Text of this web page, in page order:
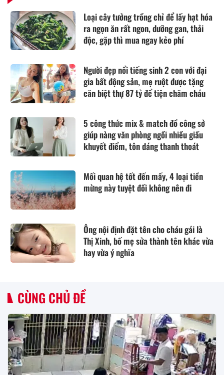
Loại cây tưởng trồng chỉ để lấy hạt hóa
ra ngọn ăn rất ngon, dưỡng gan, thải
độc, gặp thì mua ngay kẻo phí
Người đẹp nổi tiếng sinh 2 con với đại
gia bất động sản, mẹ ruột được tặng
căn biệt thự 87 tỷ để tiện chăm cháu
5 công thức mix & match đồ công sở
giúp nàng văn phòng ngồi nhiều giấu
khuyết điểm, tôn dáng thanh thoát
Mối quan hệ tốt đến mấy, 4 loại tiền
mừng này tuyệt đối không nên đi
Ông nội định đặt tên cho cháu gái là
Thị Xinh, bố mẹ sửa thành tên khác vừa
hay vừa ý nghĩa
CÙNG CHỦ ĐỀ